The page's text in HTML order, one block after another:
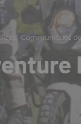
Communiqués